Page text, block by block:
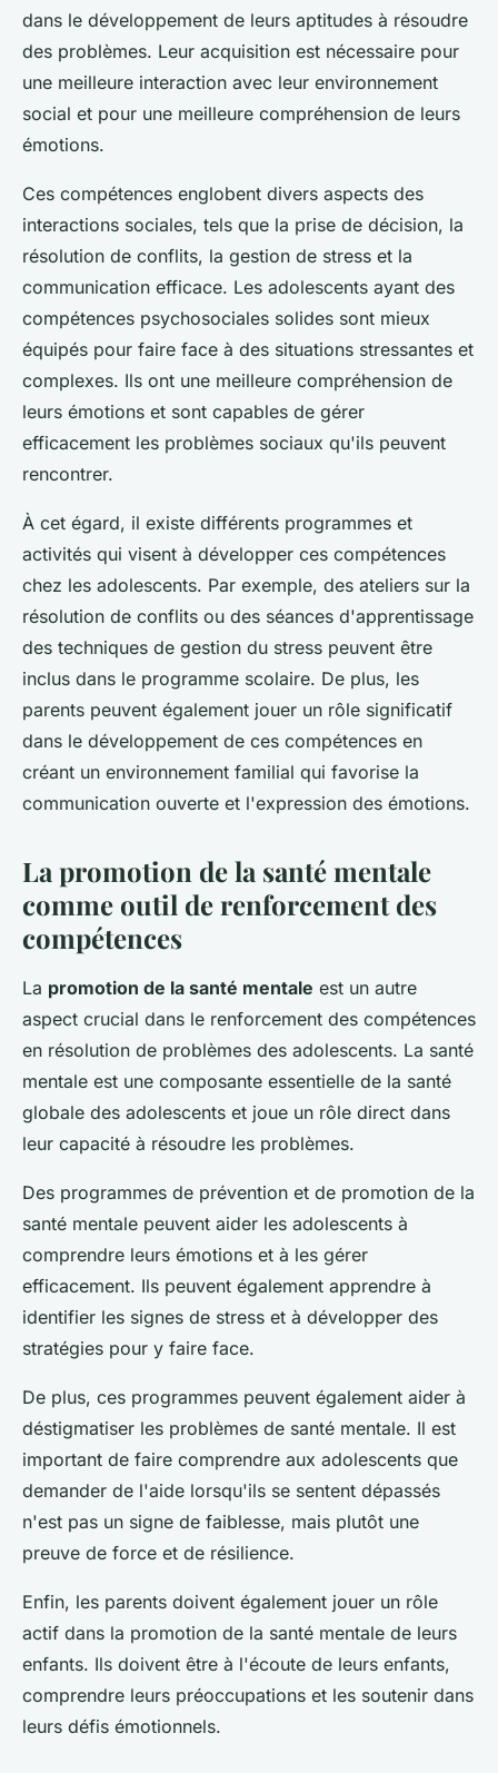
dans le développement de leurs aptitudes à résoudre
des problèmes. Leur acquisition est nécessaire pour
une meilleure interaction avec leur environnement
social et pour une meilleure compréhension de leurs
émotions.
Ces compétences englobent divers aspects des
interactions sociales, tels que la prise de décision, la
résolution de conflits, la gestion de stress et la
communication efficace. Les adolescents ayant des
compétences psychosociales solides sont mieux
équipés pour faire face à des situations stressantes et
complexes. Ils ont une meilleure compréhension de
leurs émotions et sont capables de gérer
efficacement les problèmes sociaux qu'ils peuvent
rencontrer.
À cet égard, il existe différents programmes et
activités qui visent à développer ces compétences
chez les adolescents. Par exemple, des ateliers sur la
résolution de conflits ou des séances d'apprentissage
des techniques de gestion du stress peuvent être
inclus dans le programme scolaire. De plus, les
parents peuvent également jouer un rôle significatif
dans le développement de ces compétences en
créant un environnement familial qui favorise la
communication ouverte et l'expression des émotions.
La promotion de la santé mentale
comme outil de renforcement des
compétences
La promotion de la santé mentale est un autre
aspect crucial dans le renforcement des compétences
en résolution de problèmes des adolescents. La santé
mentale est une composante essentielle de la santé
globale des adolescents et joue un rôle direct dans
leur capacité à résoudre les problèmes.
Des programmes de prévention et de promotion de la
santé mentale peuvent aider les adolescents à
comprendre leurs émotions et à les gérer
efficacement. Ils peuvent également apprendre à
identifier les signes de stress et à développer des
stratégies pour y faire face.
De plus, ces programmes peuvent également aider à
déstigmatiser les problèmes de santé mentale. Il est
important de faire comprendre aux adolescents que
demander de l'aide lorsqu'ils se sentent dépassés
n'est pas un signe de faiblesse, mais plutôt une
preuve de force et de résilience.
Enfin, les parents doivent également jouer un rôle
actif dans la promotion de la santé mentale de leurs
enfants. Ils doivent être à l'écoute de leurs enfants,
comprendre leurs préoccupations et les soutenir dans
leurs défis émotionnels.